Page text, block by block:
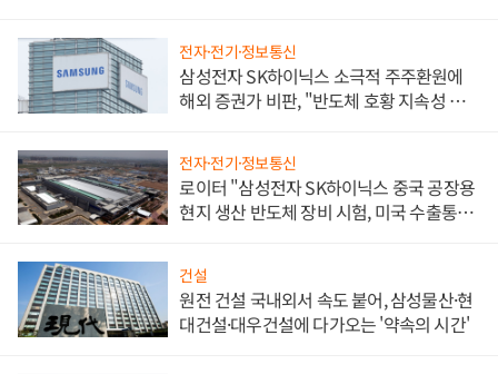
전자·전기·정보통신
삼성전자 SK하이닉스 소극적 주주환원에
해외 증권가 비판, "반도체 호황 지속성 의
전자·전기·정보통신
로이터 "삼성전자 SK하이닉스 중국 공장용
현지 생산 반도체 장비 시험, 미국 수출통제
건설
원전 건설 국내외서 속도 붙어, 삼성물산·현
대건설·대우건설에 다가오는 '약속의 시간'